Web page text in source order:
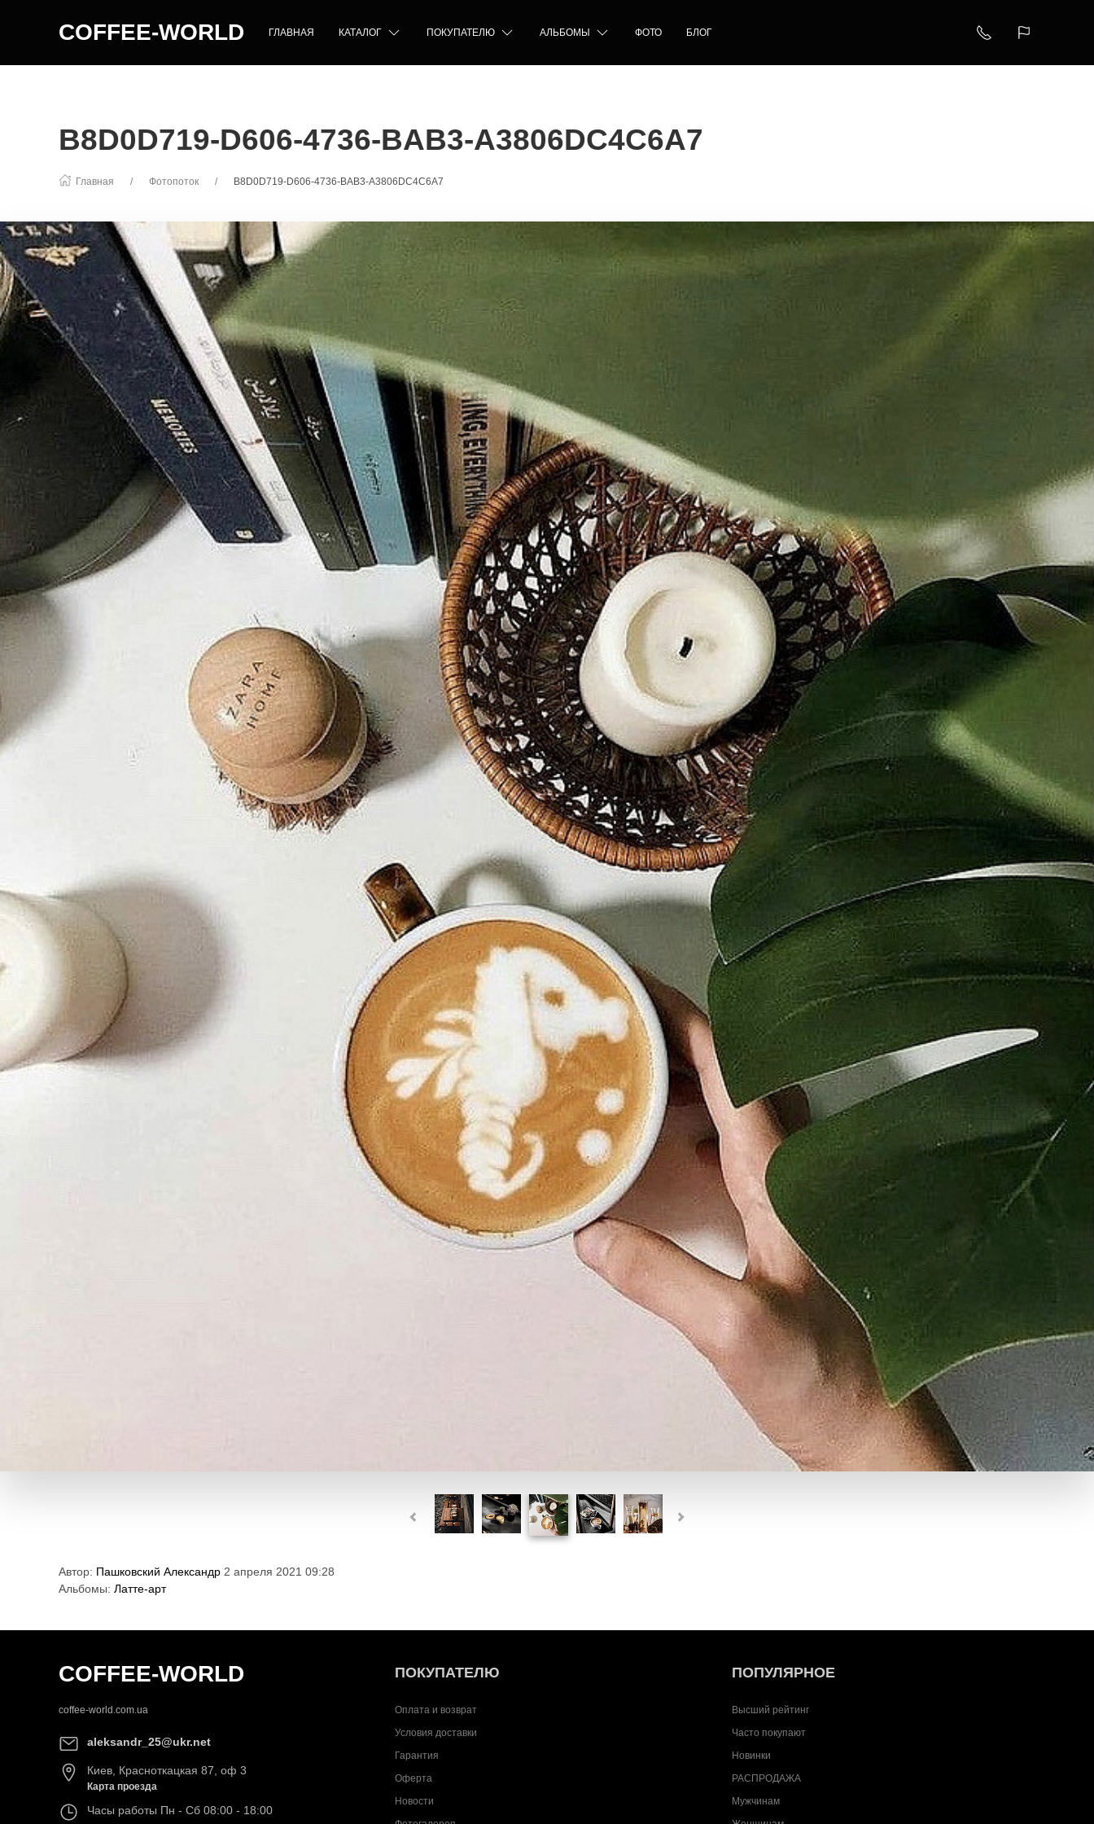
COFFEE-WORLD ГЛАВНАЯ КАТАЛОГ ПОКУПАТЕЛЮ АЛЬБОМЫ ФОТО БЛОГ
B8D0D719-D606-4736-BAB3-A3806DC4C6A7
Главная Фотопоток B8D0D719-D606-4736-BAB3-A3806DC4C6A7
Автор: Пашковский Александр 2 апреля 2021 09:28
Альбомы: Латте-арт
COFFEE-WORLD
coffee-world.com.ua
aleksandr_25@ukr.net
Киев Красноткацкая 87, оф 3
Карта проезда
Часы работы Пн - Сб 08:00 - 18:00
ПОКУПАТЕЛЮ
Оплата и возврат
Условия доставки
Гарантия
Оферта
Новости
ПОПУЛЯРНОЕ
Высший рейтинг
Часто покупают
Новинки
РАСПРОДАЖА
Мужчинам